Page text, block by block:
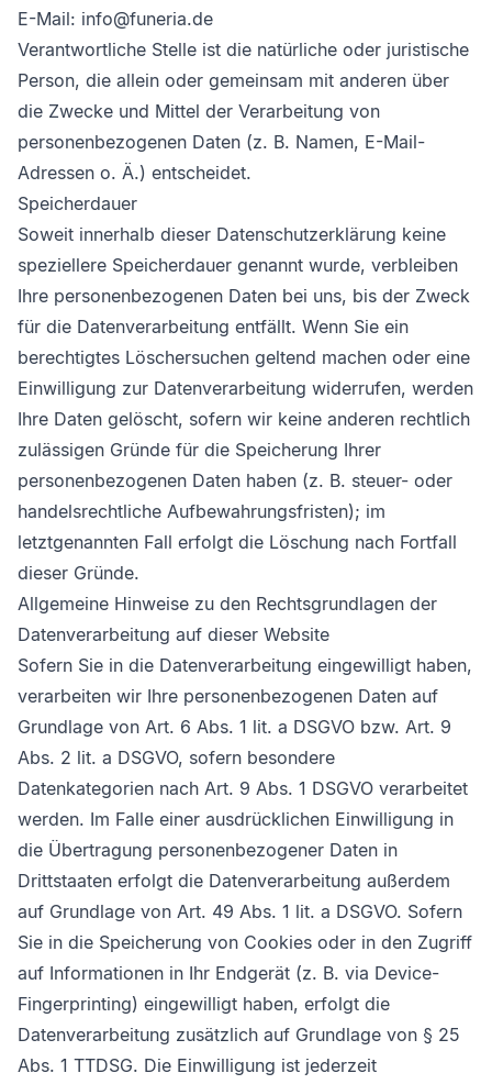
E-Mail: info@funeria.de
Verantwortliche Stelle ist die natürliche oder juristische
Person, die allein oder gemeinsam mit anderen über
die Zwecke und Mittel der Verarbeitung von
personenbezogenen Daten (z. B. Namen, E-Mail-
Adressen o. Ä.) entscheidet.
Speicherdauer
Soweit innerhalb dieser Datenschutzerklärung keine
speziellere Speicherdauer genannt wurde, verbleiben
Ihre personenbezogenen Daten bei uns, bis der Zweck
für die Datenverarbeitung entfällt. Wenn Sie ein
berechtigtes Löschersuchen geltend machen oder eine
Einwilligung zur Datenverarbeitung widerrufen, werden
Ihre Daten gelöscht, sofern wir keine anderen rechtlich
zulässigen Gründe für die Speicherung Ihrer
personenbezogenen Daten haben (z. B. steuer- oder
handelsrechtliche Aufbewahrungsfristen); im
letztgenannten Fall erfolgt die Löschung nach Fortfall
dieser Gründe.
Allgemeine Hinweise zu den Rechtsgrundlagen der
Datenverarbeitung auf dieser Website
Sofern Sie in die Datenverarbeitung eingewilligt haben,
verarbeiten wir Ihre personenbezogenen Daten auf
Grundlage von Art. 6 Abs. 1 lit. a DSGVO bzw. Art. 9
Abs. 2 lit. a DSGVO, sofern besondere
Datenkategorien nach Art. 9 Abs. 1 DSGVO verarbeitet
werden. Im Falle einer ausdrücklichen Einwilligung in
die Übertragung personenbezogener Daten in
Drittstaaten erfolgt die Datenverarbeitung außerdem
auf Grundlage von Art. 49 Abs. 1 lit. a DSGVO. Sofern
Sie in die Speicherung von Cookies oder in den Zugriff
auf Informationen in Ihr Endgerät (z. B. via Device-
Fingerprinting) eingewilligt haben, erfolgt die
Datenverarbeitung zusätzlich auf Grundlage von § 25
Abs. 1 TTDSG. Die Einwilligung ist jederzeit